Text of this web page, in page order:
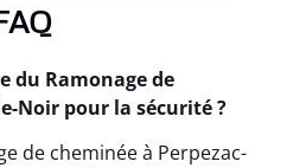
du Ramonage de
Noir pour la sécurité ?
de cheminée à Perpezac-